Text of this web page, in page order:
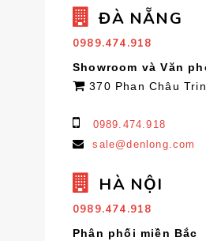
ĐÀ NẴNG
0989.474.918
Showroom và Văn
370 Phan Châu
0989.474.918
sale@denlong.com
HÀ NỘI
0989.474.918
Phân phối miền Bắc